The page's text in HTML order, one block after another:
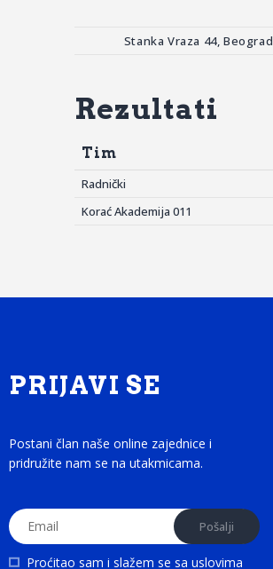
Stanka Vraza 44, Beograd
Rezultati
Tim
Radnički
Korać Akademija 011
PRIJAVI SE
Postani član naše online zajednice i
pridružite nam se na utakmicama.
Proćitao sam i slažem se sa uslovima